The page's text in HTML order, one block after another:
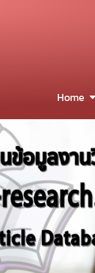
Home